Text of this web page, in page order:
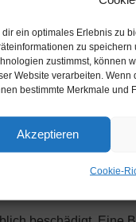
dir ein optimales Erlebnis zu
zu
zustimmst, können
Website verarbeiten. Wenn
bestimmte Merkmale und
Akzeptieren
Cookie-
wodurch alle
Atemschutz wurde
zu beiden
versuchten, eine
das Übergreifen
ermöglichte das
über das Gesims in